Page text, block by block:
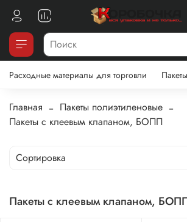
Расходные материалы для торговли
Главная
Пакеты полиэтиленовые
Пакеты с клеевым клапаном, БОПП
Пакеты с клеевым клапаном,